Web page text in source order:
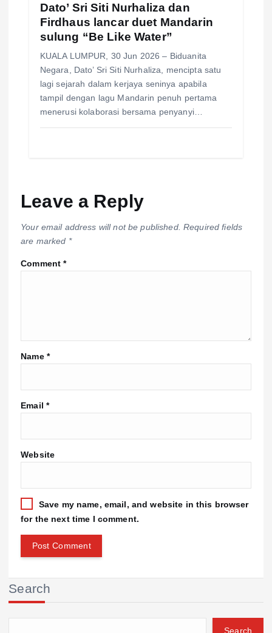
Dato’ Sri Siti Nurhaliza dan
Firdhaus lancar duet Mandarin
sulung “Be Like Water”
KUALA LUMPUR, 30 Jun 2026 – Biduanita
Negara, Dato’ Sri Siti Nurhaliza, mencipta satu
lagi sejarah dalam kerjaya seninya apabila
tampil dengan lagu Mandarin penuh pertama
menerusi kolaborasi bersama penyanyi…
Leave a Reply
Your email address will not be published. Required fields
are marked *
Comment*
Name *
Email *
Website
Save my name, email, and website in this browser
for the next time I comment.
Search
Search